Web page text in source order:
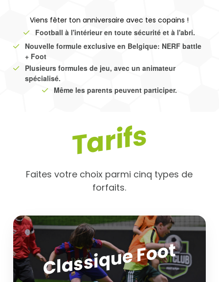
Viens fêter ton anniversaire avec tes copains !
Football à l'intérieur en toute sécurité et à l'abri.
Nouvelle formule exclusive en Belgique: NERF battle
+ Foot
Plusieurs formules de jeu, avec un animateur
spécialisé.
Même les parents peuvent participer.
Tarifs
Faites votre choix parmi cinq types de
forfaits.
Classique Foot